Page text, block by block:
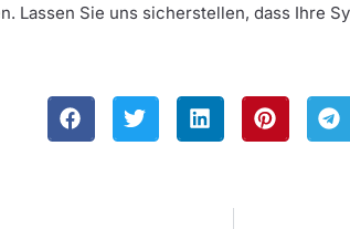
Lassen Sie uns sicherstellen, dass Ihre